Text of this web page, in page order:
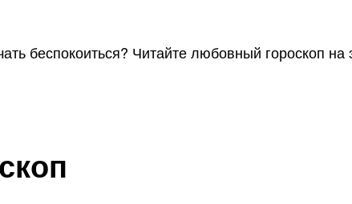
беспокоиться? Читайте любовный гороскоп на